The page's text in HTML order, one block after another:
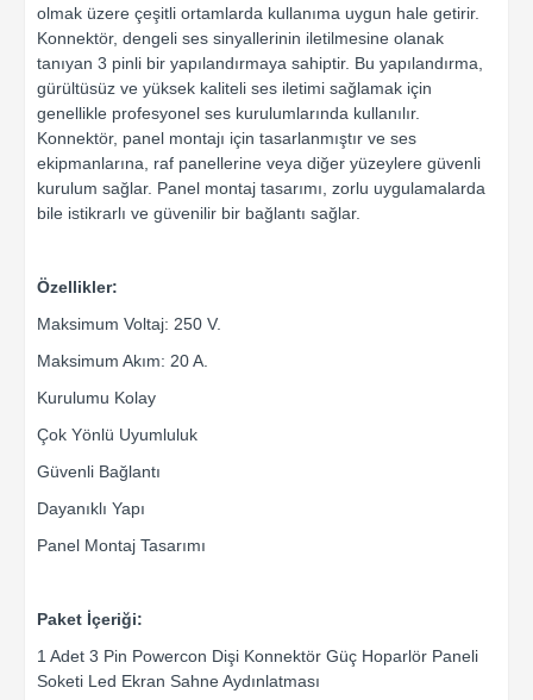
olmak üzere çeşitli ortamlarda kullanıma uygun hale getirir.
Konnektör, dengeli ses sinyallerinin iletilmesine olanak
tanıyan 3 pinli bir yapılandırmaya sahiptir. Bu yapılandırma,
gürültüsüz ve yüksek kaliteli ses iletimi sağlamak için
genellikle profesyonel ses kurulumlarında kullanılır.
Konnektör, panel montajı için tasarlanmıştır ve ses
ekipmanlarına, raf panellerine veya diğer yüzeylere güvenli
kurulum sağlar. Panel montaj tasarımı, zorlu uygulamalarda
bile istikrarlı ve güvenilir bir bağlantı sağlar.
Özellikler:
Maksimum Voltaj: 250 V.
Maksimum Akım: 20 A.
Kurulumu Kolay
Çok Yönlü Uyumluluk
Güvenli Bağlantı
Dayanıklı Yapı
Panel Montaj Tasarımı
Paket İçeriği:
1 Adet 3 Pin Powercon Dişi Konnektör Güç Hoparlör Paneli
Soketi Led Ekran Sahne Aydınlatması